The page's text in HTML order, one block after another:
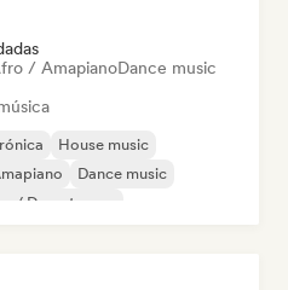
/ AmapianoDance music
House music
Dance music
/ Downtempo